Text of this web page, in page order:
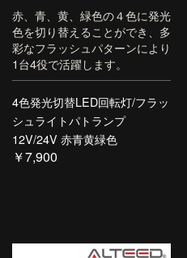
赤、青、黄、緑色の４色に発光
色を切り替えることができ、多
彩なフラッシュパターンにより
1台4役で活躍します。
4色発光切替LED回転灯/フラッ
シュライトパトランプ
12V/24V 赤青黄緑色
￥7,900